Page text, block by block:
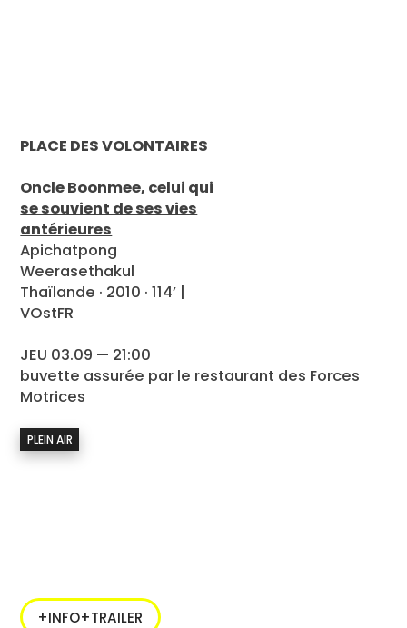
PLACE DES VOLONTAIRES
Oncle Boonmee, celui qui
se souvient de ses vies
antérieures
Apichatpong
Weerasethakul
Thaïlande · 2010 · 114’ |
VOstFR
JEU 03.09 — 21:00
buvette assurée par le restaurant des Forces
Motrices
PLEIN AIR
+INFO+TRAILER